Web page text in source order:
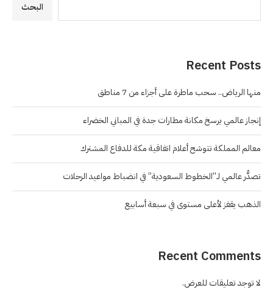
البحث
Recent Posts
منها الرياض.. سحب ماطرة على أجزاء من 7 مناطق
إنجاز عالمي يرسخ مكانة مطارات جدة في المباني الخضراء
معالم المملكة تتوشح أعلام اتفاقية مكة للدفاع المشترك
تصدُّر عالمي لـ”الخطوط السعودية” في انضباط مواعيد الرحلات
الذهب يقفز لأعلى مستوى في سبعة أسابيع
Recent Comments
لا توجد تعليقات للعرض.